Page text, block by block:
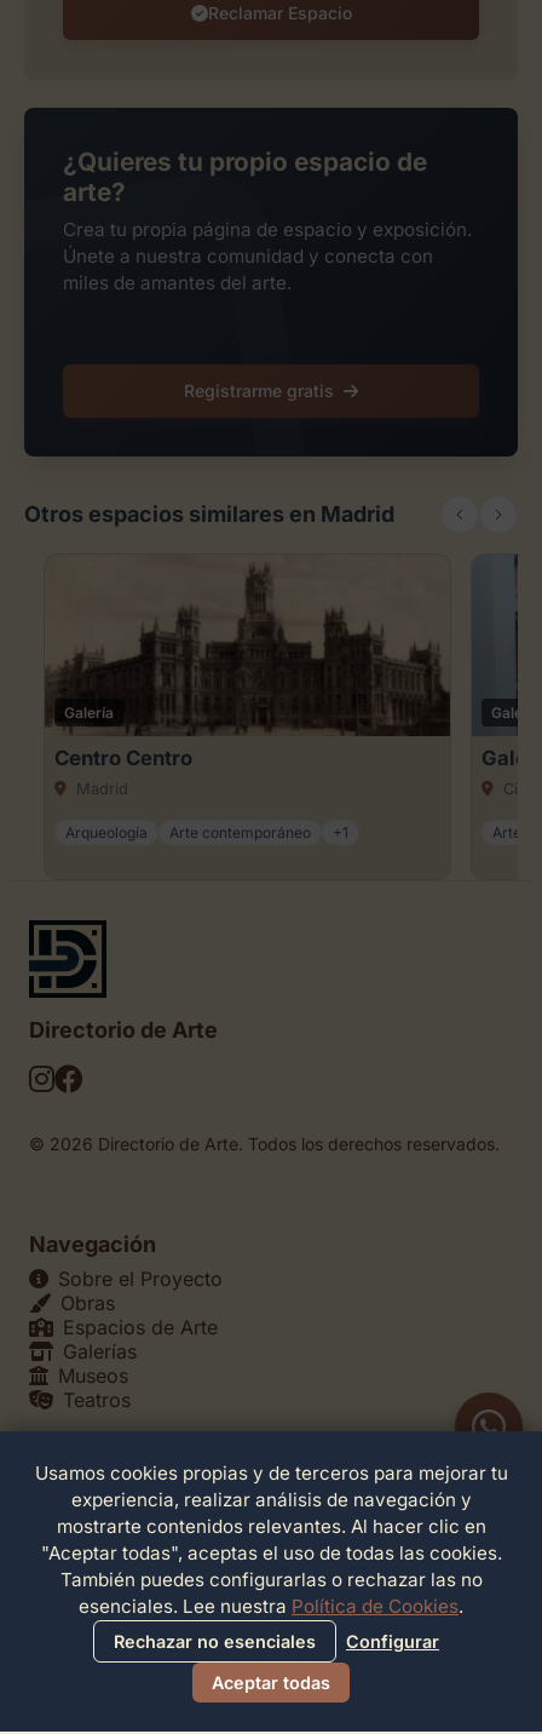
Reclamar Espacio
¿Quieres tu propio espacio de
arte?
Crea tu propia página de espacio y exposición.
Únete a nuestra comunidad y conecta con
miles de amantes del arte.
Registrarme gratis
Otros espacios similares en Madrid
Galería
Centro Centro
Madrid
Arqueología Arte contemporáneo +1
Galería
Arte
Directorio de Arte
© 2026 Directorio de Arte. Todos los derechos reservados.
Navegación
Sobre el Proyecto
Obras
Espacios de Arte
Galerías
Museos
Teatros
Legales
Política de Privacidad
Política de Cookies
Configuración de Cookies
Términos de Servicio
Contacto
Usamos cookies propias y de terceros para mejorar tu
experiencia, realizar análisis de navegación y
mostrarte contenidos relevantes. Al hacer clic en
"Aceptar todas", aceptas el uso de todas las cookies.
También puedes configurarlas o rechazar las no
esenciales. Lee nuestra Política de Cookies.
Rechazar no esenciales
Configurar
Aceptar todas